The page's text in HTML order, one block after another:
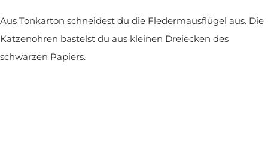
Aus Tonkarton schneidest du die Fledermausflügel aus. Die
Katzenohren bastelst du aus kleinen Dreiecken des
schwarzen Papiers.